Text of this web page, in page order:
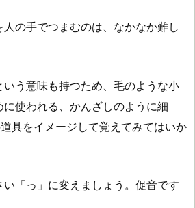
の手でつまむのは、なかなか難し
いう意味も持つため、毛のような小
使われる、かんざしのように細
具をイメージして覚えてみてはいか
い「っ」に変えましょう。促音です